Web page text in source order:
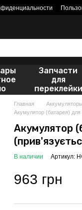
Запчасти
для
переклейки
Главная Аккумуляторы
Акумулятор (батарея)
Акумулятор
В наличии Артикул:
963 грн